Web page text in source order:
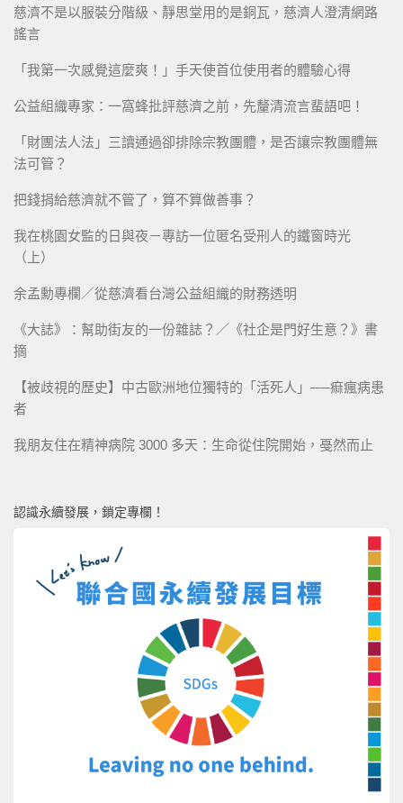
慈濟不是以服裝分階級、靜思堂用的是銅瓦，慈濟人澄清網路
謠言
「我第一次感覺這麼爽！」手天使首位使用者的體驗心得
公益組織專家：一窩蜂批評慈濟之前，先釐清流言蜚語吧！
「財團法人法」三讀通過卻排除宗教團體，是否讓宗教團體無
法可管？
把錢捐給慈濟就不管了，算不算做善事？
我在桃園女監的日與夜－專訪一位匿名受刑人的鐵窗時光
（上）
余孟勳專欄／從慈濟看台灣公益組織的財務透明
《大誌》：幫助街友的一份雜誌？／《社企是門好生意？》書
摘
【被歧視的歷史】中古歐洲地位獨特的「活死人」──痲瘋病患
者
我朋友住在精神病院 3000 多天：生命從住院開始，戞然而止
認識永續發展，鎖定專欄！